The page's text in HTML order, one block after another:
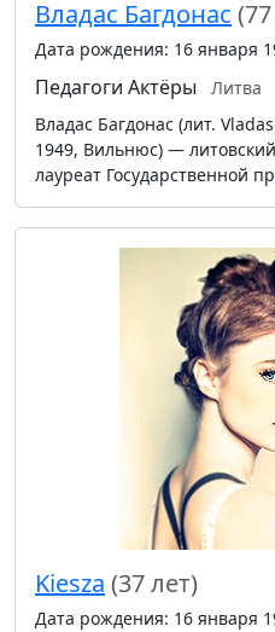
Владас Багдонас
Дата рождения: 16 января
Педагоги Актёры
Литва
Владас Багдонас (лит.
1949, Вильнюс) —
лауреат Государственной
Kiesza (37 лет)
Дата рождения: 16 января